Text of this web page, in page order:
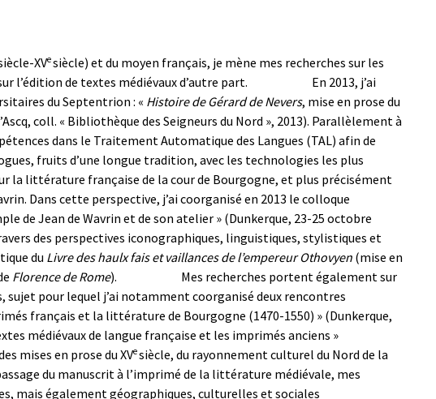
XVesiècle) et du moyen français, je mène mes recherches sur les
l’édition de textes médiévaux d’autre part.
En 2013, j’ai
du Septentrion: « Histoire de Gérard de Nevers, mise en prose du
coll. « Bibliothèque des Seigneurs du Nord », 2013). Parallèlement à
dans le Traitement Automatique des Langues (TAL) afin de
fruits d’une longue tradition, avec les technologies les plus
la littérature française de la cour de Bourgogne, et plus précisément
Dans cette perspective, j’aicoorganisé en 2013 le colloque
de Jean de Wavrin et de son atelier » (Dunkerque, 23-25 octobre
des perspectives iconographiques, linguistiques, stylistiques et
du Livre des haulx fais et vaillances de l’empereur Othovyen(mise en
Florence de Rome).
Mes recherches portent également sur
sujet pour lequel j’ai notamment coorganisé deux rencontres
français et la littérature de Bourgogne (1470-1550) » (Dunkerque,
médiévaux de langue française et les imprimés anciens »
mises en prose du XVesiècle, du rayonnement culturel du Nord de la
du manuscrit à l’imprimé de la littérature médiévale, mes
mais également géographiques, culturelles et sociales